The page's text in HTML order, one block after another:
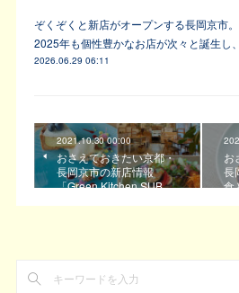
ぞくぞくと新店がオープンする長岡京市。
2025年も個性豊かなお店が次々と誕生し
2026.06.29 06:11
2021.10.30 00:00
おさえておきたい京都・
長岡京市の新店情報
「Green Kitchen SUB…
お
長
食